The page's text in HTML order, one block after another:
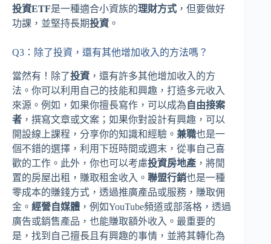
投資ETF是一種適合小資族的理財方式 ，但要做好
功課，並堅持長期投資 。
Q3：除了投資，還有其他增加收入的方法嗎？
當然有！除了投資 ，還有許多其他增加收入的方
法。你可以利用自己的技能和興趣，打造多元收入
來源。例如，如果你擅長寫作，可以成為 自由接案
者 ，撰寫文章或文案；如果你對設計有興趣，可以
開設線上課程，分享你的知識和經驗。 兼職也是一
個不錯的選擇，利用下班時間或週末，從事自己喜
歡的工作。此外，你也可以考慮投資房地產 ，將閒
置的房屋出租，賺取租金收入。 聯盟行銷也是一種
零成本的賺錢方式，透過推廣產品或服務，賺取佣
金。 經營自媒體 ，例如YouTube頻道或部落格，透過
廣告或銷售產品，也能賺取額外收入。最重要的
是，找到自己擅長且有興趣的事情，並將其轉化為